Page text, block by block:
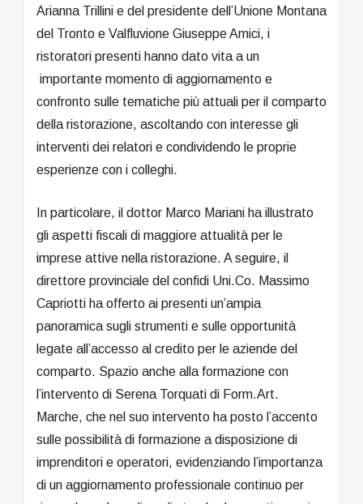
Arianna Trillini e del presidente dell’Unione Montana
del Tronto e Valfluvione Giuseppe Amici, i
ristoratori presenti hanno dato vita a un
importante momento di aggiornamento e
confronto sulle tematiche più attuali per il comparto
della ristorazione, ascoltando con interesse gli
interventi dei relatori e condividendo le proprie
esperienze con i colleghi.
In particolare, il dottor Marco Mariani ha illustrato
gli aspetti fiscali di maggiore attualità per le
imprese attive nella ristorazione. A seguire, il
direttore provinciale del confidi Uni.Co. Massimo
Capriotti ha offerto ai presenti un’ampia
panoramica sugli strumenti e sulle opportunità
legate all’accesso al credito per le aziende del
comparto. Spazio anche alla formazione con
l’intervento di Serena Torquati di Form.Art.
Marche, che nel suo intervento ha posto l’accento
sulle possibilità di formazione a disposizione di
imprenditori e operatori, evidenziando l’importanza
di un aggiornamento professionale continuo per